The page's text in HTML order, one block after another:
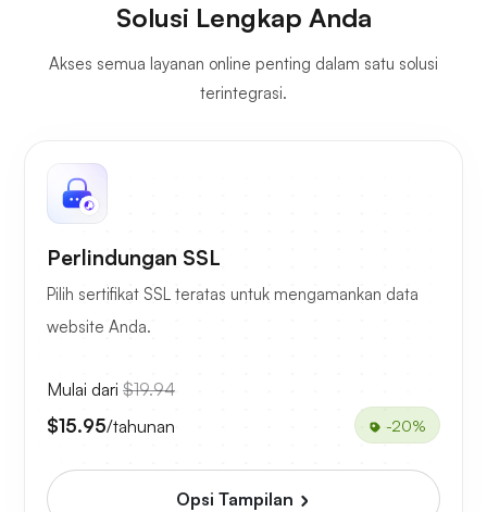
Solusi Lengkap Anda
Akses semua layanan online penting dalam satu solusi
terintegrasi.
Perlindungan SSL
Pilih sertifikat SSL teratas untuk mengamankan data
website Anda.
Mulai dari $19.94
$15.95/tahunan -20%
Opsi Tampilan